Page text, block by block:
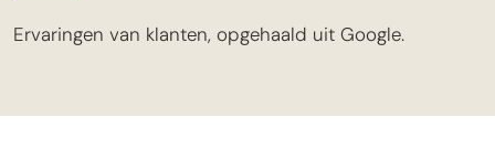
Ervaringen van klanten, opgehaald uit Google.